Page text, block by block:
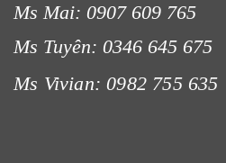
LƯỚI XÂY
Ms Mai: 0907 609 765
Ms Tuyên: 0346 645 675
Ms Vivian: 0982 755 635